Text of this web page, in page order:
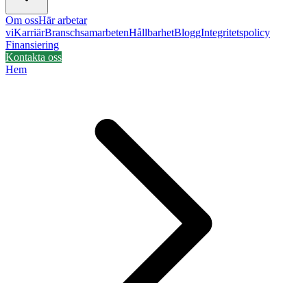
Om ossHär arbetar
viKarriärBranschsamarbetenHållbarhetBloggIntegritetspolicy
Finansiering
Kontakta oss
Hem